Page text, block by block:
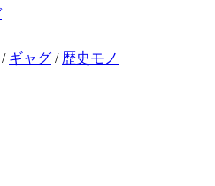
/ ギャグ / 歴史モノ